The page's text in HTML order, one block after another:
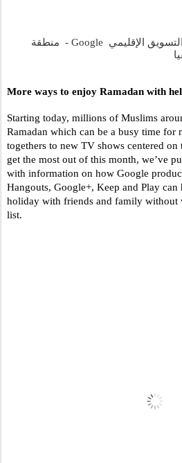
More ways to enjoy Ramadan with
Starting today, millions of Muslims
Ramadan which can be a busy time
togethers to new TV shows centered
get the most out of this month, we’ve
with information on how Google
Hangouts, Google+, Keep and Play
holiday with friends and family without
list.